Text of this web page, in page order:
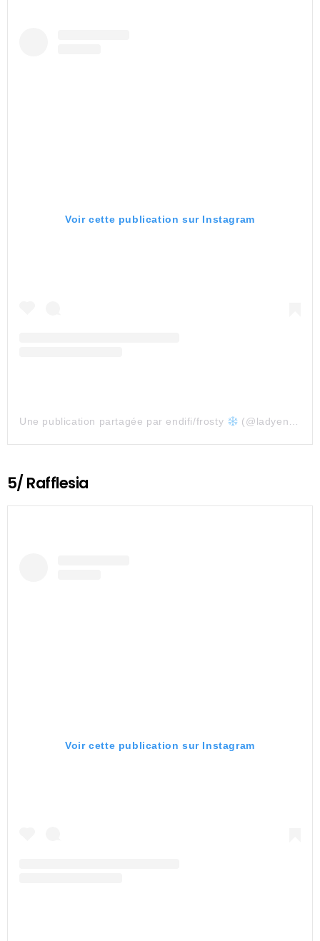
Voir cette publication sur Instagram
Une publication partagée par endifi/frosty (@ladyendifi)
5/ Rafflesia
Voir cette publication sur Instagram